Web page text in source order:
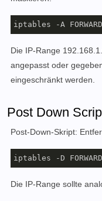
iptables -A
Die IP-Range
angepasst oder
eingeschränkt werden.
Post Down
Post-Down-Skript:
iptables -D
Die IP-Range sollte